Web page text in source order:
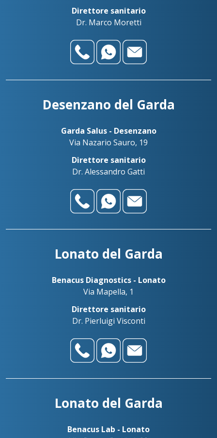
Direttore sanitario
Dr. Marco Moretti
Desenzano del Garda
Garda Salus - Desenzano
Via Nazario Sauro, 19
Direttore sanitario
Dr. Alessandro Gatti
Lonato del Garda
Benacus Diagnostics - Lonato
Via Mapella, 1
Direttore sanitario
Dr. Pierluigi Visconti
Lonato del Garda
Benacus Lab - Lonato